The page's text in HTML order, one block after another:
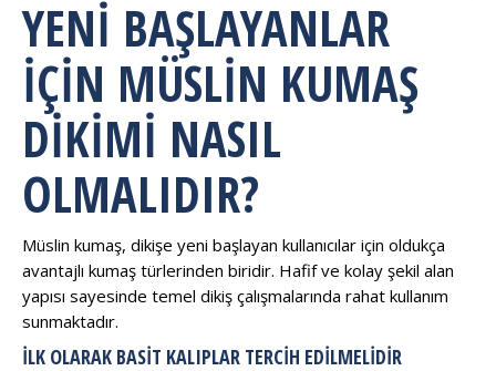
YENI BAŞLAYANLAR
İÇIN MÜSLIN KUMAŞ
DIKIMI NASIL
OLMALIDIR?
Müslin kumaş, dikişe yeni başlayan kullanıcılar için oldukça
avantajlı kumaş türlerinden biridir. Hafif ve kolay şekil alan
yapısı sayesinde temel dikiş çalışmalarında rahat kullanım
sunmaktadır.
İLK OLARAK BASIT KALIPLAR TERCIH EDILMELIDIR